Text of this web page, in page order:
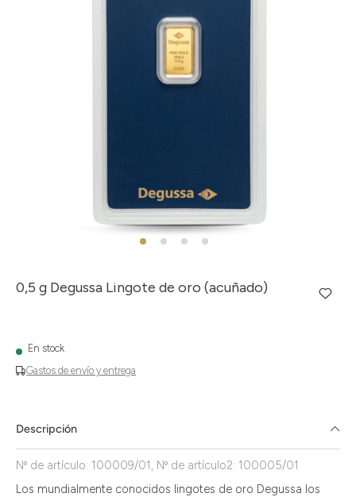
0,5 g Degussa Lingote de oro (acuñado)
Gastos de envío y entrega
En stock
Descripción
Nº de artículo: 100009/01, Nº de artículo2: 100005/01
Los mundialmente conocidos lingotes de oro Degussa los